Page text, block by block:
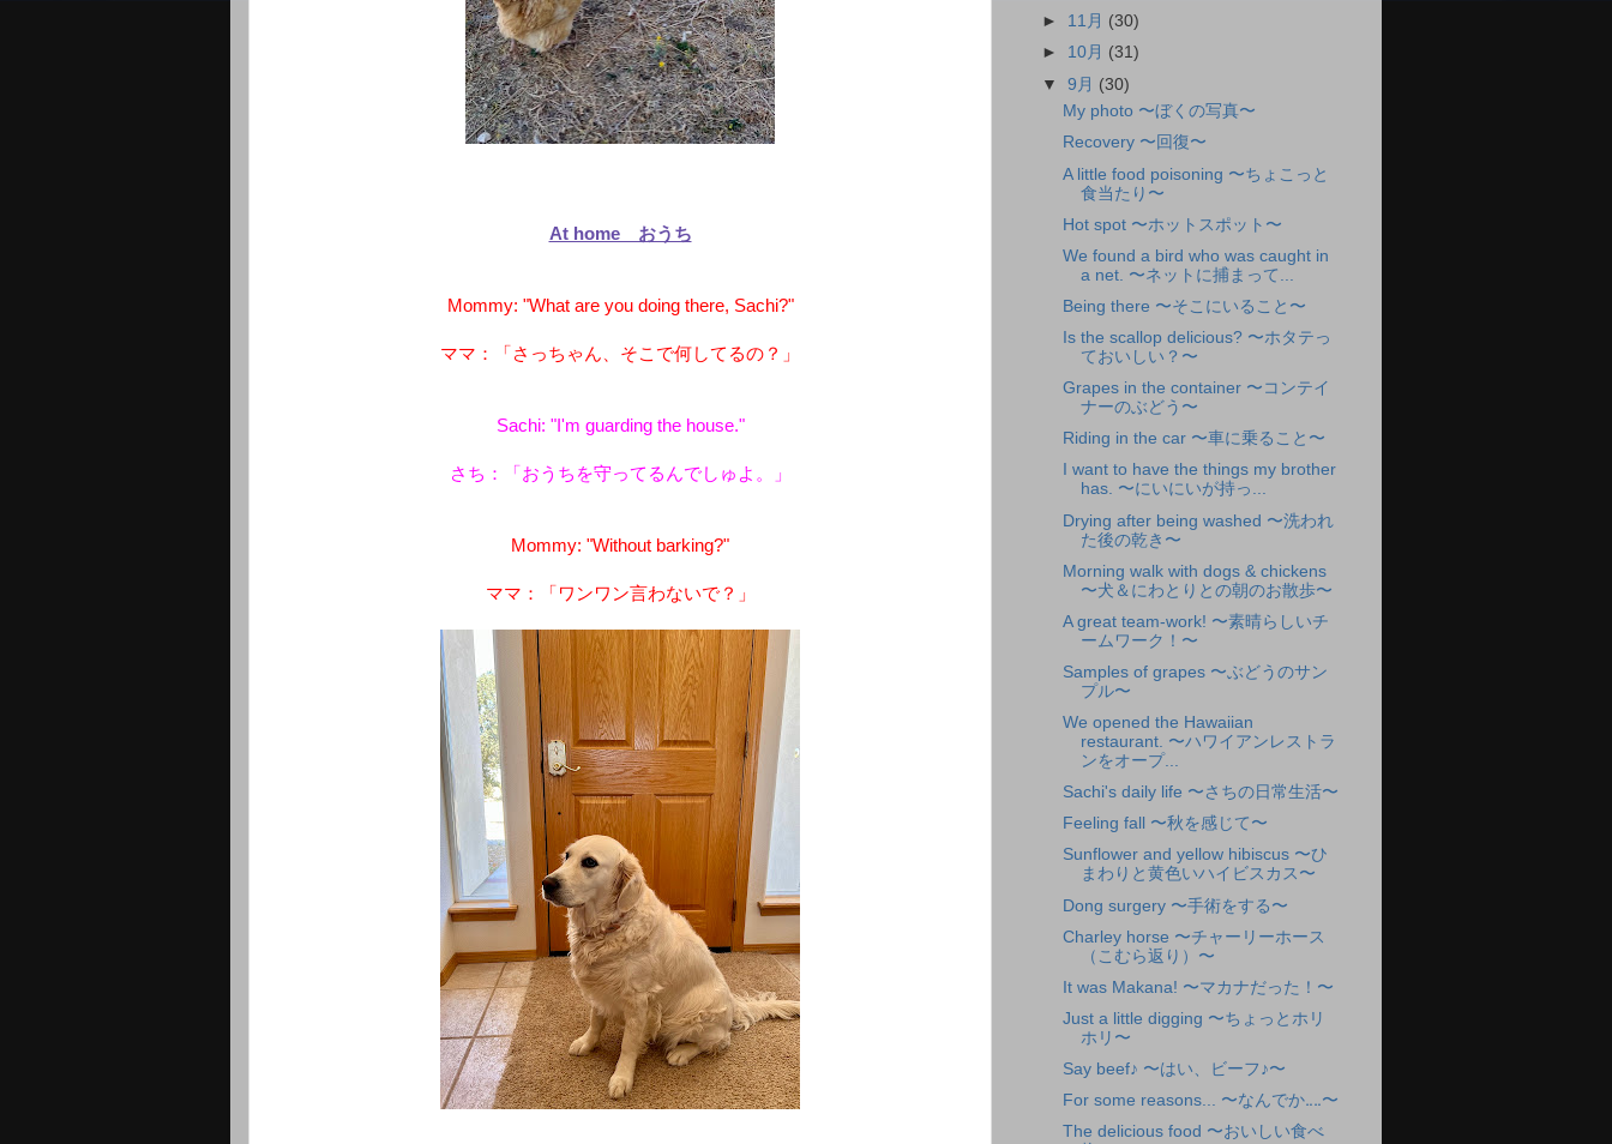
At home おうち
Mommy: "What are you doing there, Sachi?"
ママ：「さっちゃん、そこで何してるの？」
Sachi: "I'm guarding the house."
さち：「おうちを守ってるんでしゅよ。」
Mommy: "Without barking?"
ママ：「ワンワン言わないで？」
► 11月 (30)
► 10月 (31)
▼9月 (30)
My photo 〜ぼくの写真〜
Recovery 〜回復〜
A little food poisoning 〜ちょこっと
食当たり〜
Hot spot 〜ホットスポット〜
We found a bird who was caught in
a net. 〜ネットに捕まって...
Being there 〜そこにいること〜
Is the scallop delicious? 〜ホタテっ
ておいしい？〜
Grapes in the container 〜コンテイ
ナーのぶどう〜
Riding in the car 〜車に乗ること〜
I want to have the things my brother
has. 〜にいにいが持っ...
Drying after being washed 〜洗われ
た後の乾き〜
Morning walk with dogs & chickens
〜犬＆にわとりとの朝のお散歩〜
A great team-work! 〜素晴らしいチ
ームワーク！〜
Samples of grapes 〜ぶどうのサン
プル〜
We opened the Hawaiian
restaurant. 〜ハワイアンレストラ
ンをオープ...
Sachi's daily life 〜さちの日常生活〜
Feeling fall 〜秋を感じて〜
Sunflower and yellow hibiscus 〜ひ
まわりと黄色いハイビスカス〜
Dong surgery 〜手術をする〜
Charley horse 〜チャーリーホース
（こむら返り）〜
It was Makana! 〜マカナだった！〜
Just a little digging 〜ちょっとホリ
ホリ〜
Say beef♪ 〜はい、ビーフ♪〜
For some reasons... 〜なんでか‥‥〜
The delicious food 〜おいしい食べ